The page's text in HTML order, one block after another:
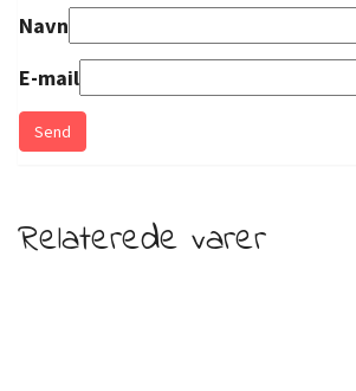
Navn
E-mail
Relaterede varer